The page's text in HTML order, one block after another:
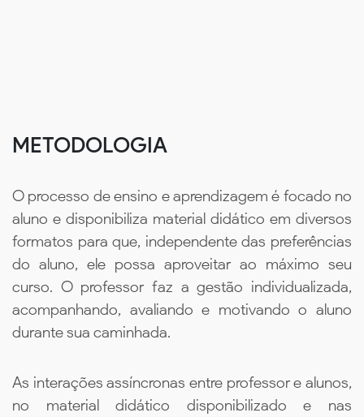
METODOLOGIA
O processo de ensino e aprendizagem é focado no
aluno e disponibiliza material didático em diversos
formatos para que, independente das preferências
do aluno, ele possa aproveitar ao máximo seu
curso. O professor faz a gestão individualizada,
acompanhando, avaliando e motivando o aluno
durante sua caminhada.
As interações assíncronas entre professor e alunos,
no material didático disponibilizado e nas